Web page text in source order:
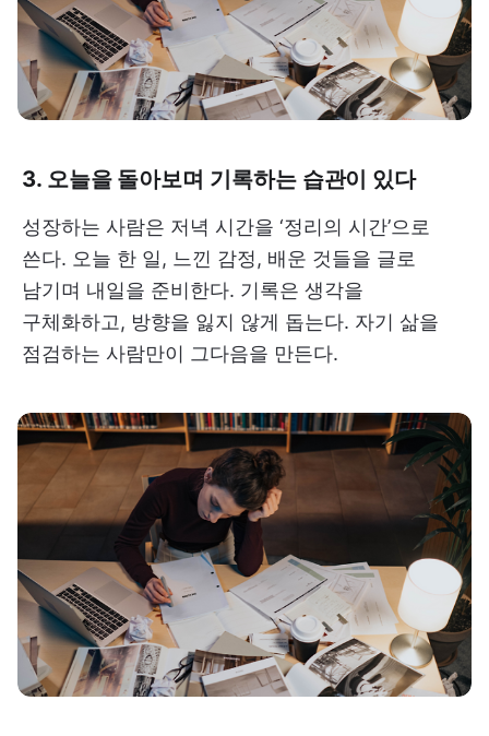
3. 오늘을 돌아보며 기록하는 습관이 있다
성장하는 사람은 저녁 시간을 ‘정리의 시간’으로
쓴다. 오늘 한 일, 느낀 감정, 배운 것들을 글로
남기며 내일을 준비한다. 기록은 생각을
구체화하고, 방향을 잃지 않게 돕는다. 자기 삶을
점검하는 사람만이 그다음을 만든다.